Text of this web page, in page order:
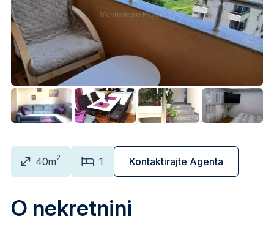
40m2 1 Kontaktirajte Agenta
O nekretnini